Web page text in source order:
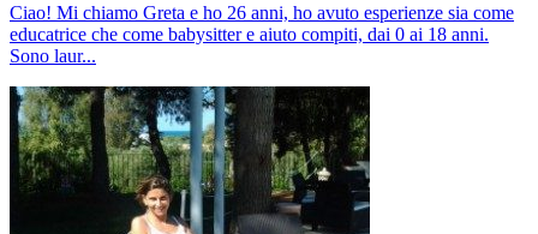
Ciao! Mi chiamo Greta e ho 26 anni, ho avuto esperienze sia come
educatrice che come babysitter e aiuto compiti, dai 0 ai 18 anni.
Sono laur...